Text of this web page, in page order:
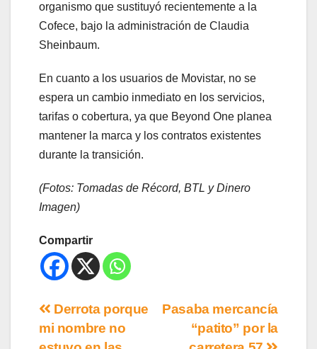
organismo que sustituyó recientemente a la
Cofece, bajo la administración de Claudia
Sheinbaum.
En cuanto a los usuarios de Movistar, no se
espera un cambio inmediato en los servicios,
tarifas o cobertura, ya que Beyond One planea
mantener la marca y los contratos existentes
durante la transición.
(Fotos: Tomadas de Récord, BTL y Dinero
Imagen)
Compartir
Pasaba mercancía
“patito” por la
Derrota porque
mi nombre no